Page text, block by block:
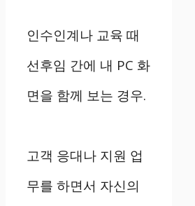
인수인계나 교육 때
선후임 간에 내 PC 화
면을 함께 보는 경우.
고객 응대나 지원 업
무를 하면서 자신의